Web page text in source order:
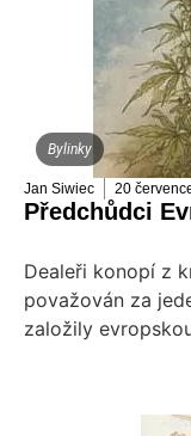
Bylinky
Jan Siwiec 20
Předchůdci
Dealeři konopí z
považován za
založily